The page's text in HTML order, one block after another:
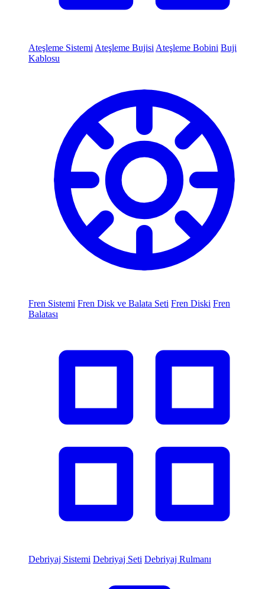
Ateşleme Sistemi Ateşleme Bujisi Ateşleme Bobini Buji
Kablosu
Fren Sistemi Fren Disk ve Balata Seti Fren Diski Fren
Balatası
Debriyaj Sistemi Debriyaj Seti Debriyaj Rulmanı